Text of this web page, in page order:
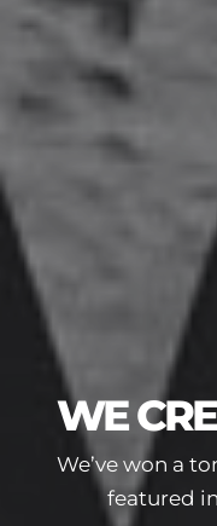
WE
We’ve won a
featured